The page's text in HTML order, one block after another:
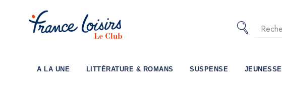
A LA UNE LITTÉRATURE & ROMANS SUSPENSE JEUNESSE